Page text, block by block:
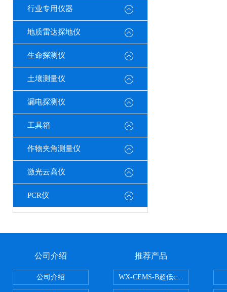
行业专用仪器
地质雷达探地仪
生命探测仪
土壤测量仪
漏电探测仪
工具箱
作物夹角测量仪
激光云高仪
PCR仪
公司介绍
公司介绍
推荐产品
WX-CEMS-B超低cems烟气监测系